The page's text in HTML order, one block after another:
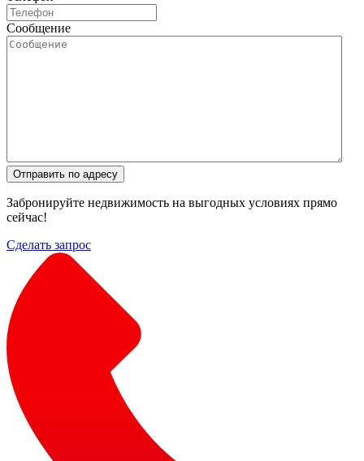
Сообщение
Отправить по адресу
Забронируйте недвижимость на выгодных условиях прямо
сейчас!
Сделать запрос